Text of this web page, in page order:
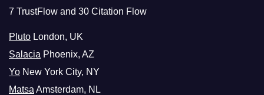
7 TrustFlow and 30 Citation Flow
Pluto London, UK
Salacia Phoenix, AZ
Yo New York City, NY
Matsa Amsterdam, NL